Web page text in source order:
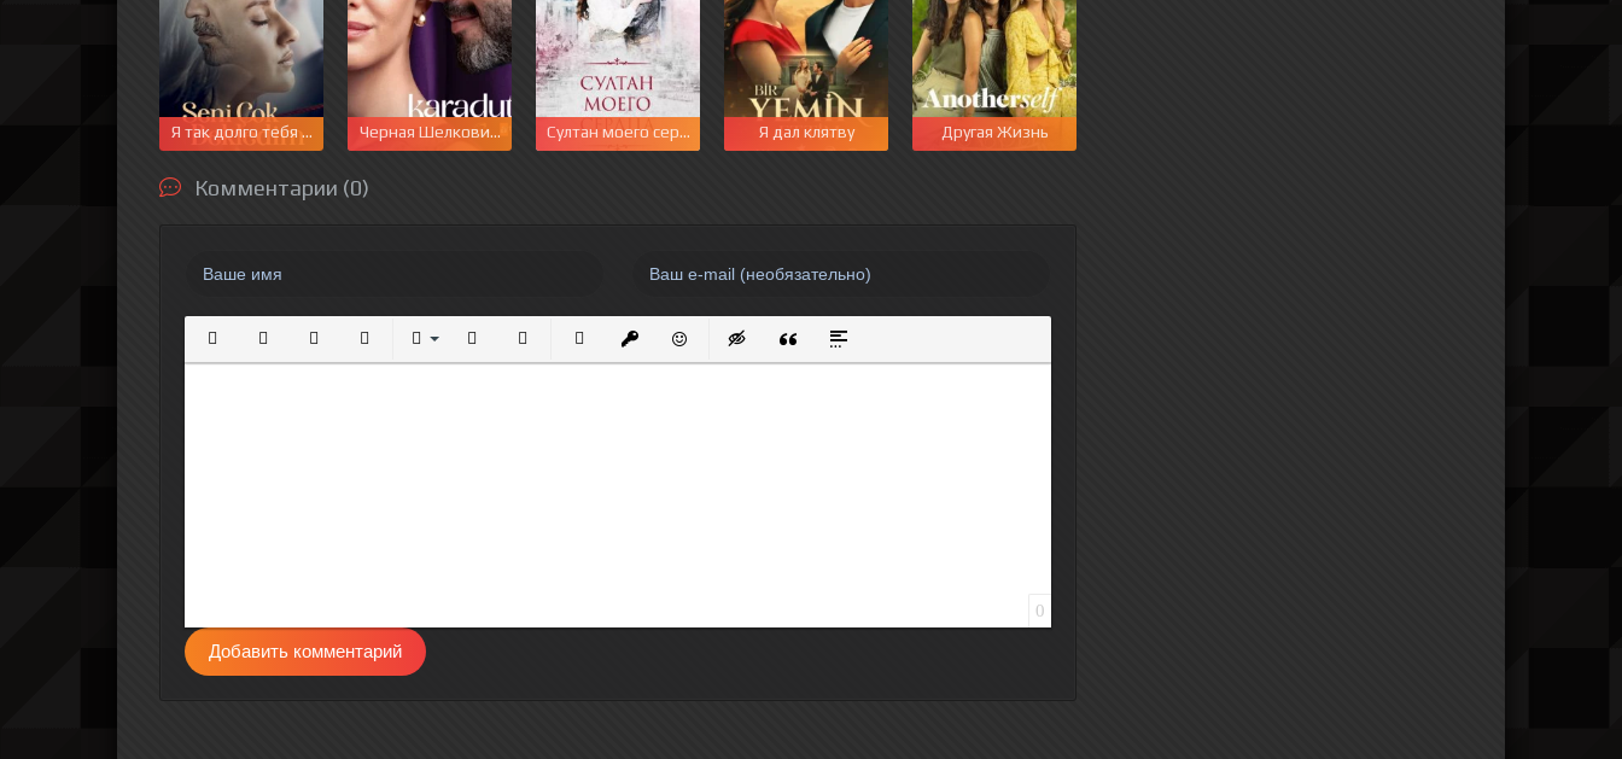
Я так долго тебя ждал Черная Шелковица Султан моего сердца Я дал клятву Другая Жизнь
Комментарии (0)
Полужирный
КурсивПодчеркнутый
ЗачеркнутыйВыравнивание
Нумерованный список
Маркированный список
Вставить ссылку
Вставить защищенную ссылку
Вставить смайлик
Вставка скрытого текста
Вставка цитаты
Вставка спойлера
0
Добавить комментарий